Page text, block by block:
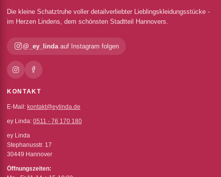
Die kleine Schatztruhe voller detailverliebter Lieblingskleidungsstücke -
im Herzen Lindens, dem schönsten Stadtteil Hannovers.
@_ey_linda auf Instagram folgen
KONTAKT
E-Mail: kontakt@eylinda.de
ey Linda: 0511 - 76 170 180
ey Linda
Stephanusstr. 17
30449 Hannover
Öffnungszeiten: